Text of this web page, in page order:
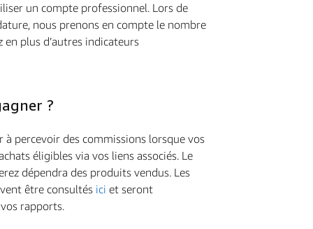
un compte professionnel. Lors de
nous prenons en compte le nombre
en plus d’autres indicateurs
?
à percevoir des commissions lorsque vos
éligibles via vos liens associés. Le
dépendra des produits vendus. Les
être consultés ici et seront
rapports.